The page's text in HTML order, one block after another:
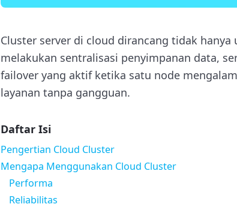
Cluster server di cloud dirancang tidak
melakukan sentralisasi penyimpanan data,
failover yang aktif ketika satu node
layanan tanpa gangguan.
Daftar Isi
Pengertian Cloud Cluster
Mengapa Menggunakan Cloud Cluster
Performa
Reliabilitas